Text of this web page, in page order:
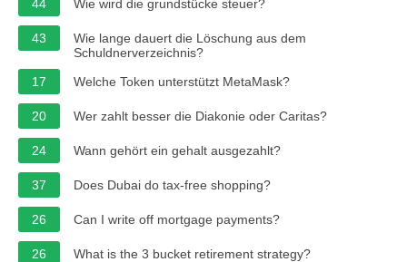
44 Wie wird die grundstücke steuer?
43
Wie lange dauert die Löschung aus dem
Schuldnerverzeichnis?
17
Welche Token unterstützt MetaMask?
20 Wer zahlt besser die Diakonie oder Caritas?
24 Wann gehört ein gehalt ausgezahlt?
37 Does Dubai do tax-free shopping?
26 Can I write off mortgage payments?
26 What is the 3 bucket retirement strategy?